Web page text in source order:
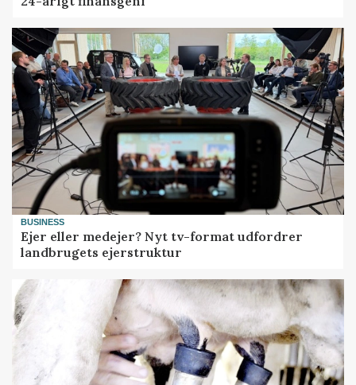
BUSINESS
Ejer eller medejer? Nyt tv-format udfordrer
landbrugets ejerstruktur